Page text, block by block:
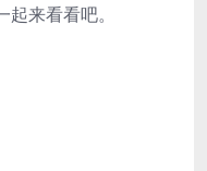
来看看吧。